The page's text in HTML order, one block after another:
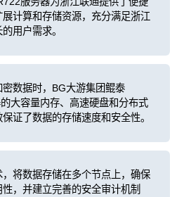
计算和存储资源，充分满足浙江
用户需求。
密数据时，BG大游集团鲲泰
大容量内存、高速硬盘和分布式
证了数据的存储速度和安全性。
将数据存储在多个节点上，确保
，并建立完善的安全审计机制